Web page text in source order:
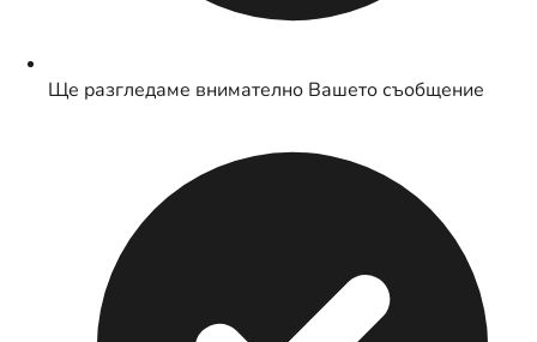
Ще разгледаме внимателно Вашето съобщение